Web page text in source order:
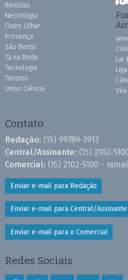
Revistas
Necrologia
Outro Olhar
Presença
São Bento
Tá na Rede
Tecnologia
Turismo
Uniso Ciência
Lar
Contato
Redação: (15) 99789-3913
Central/Assinante: (15) 2102-
Comercial: (15) 2102-5100 -
Enviar e-mail para Redação
Enviar e-mail para Central/Assinante
Enviar e-mail para o Comercial
Redes Sociais